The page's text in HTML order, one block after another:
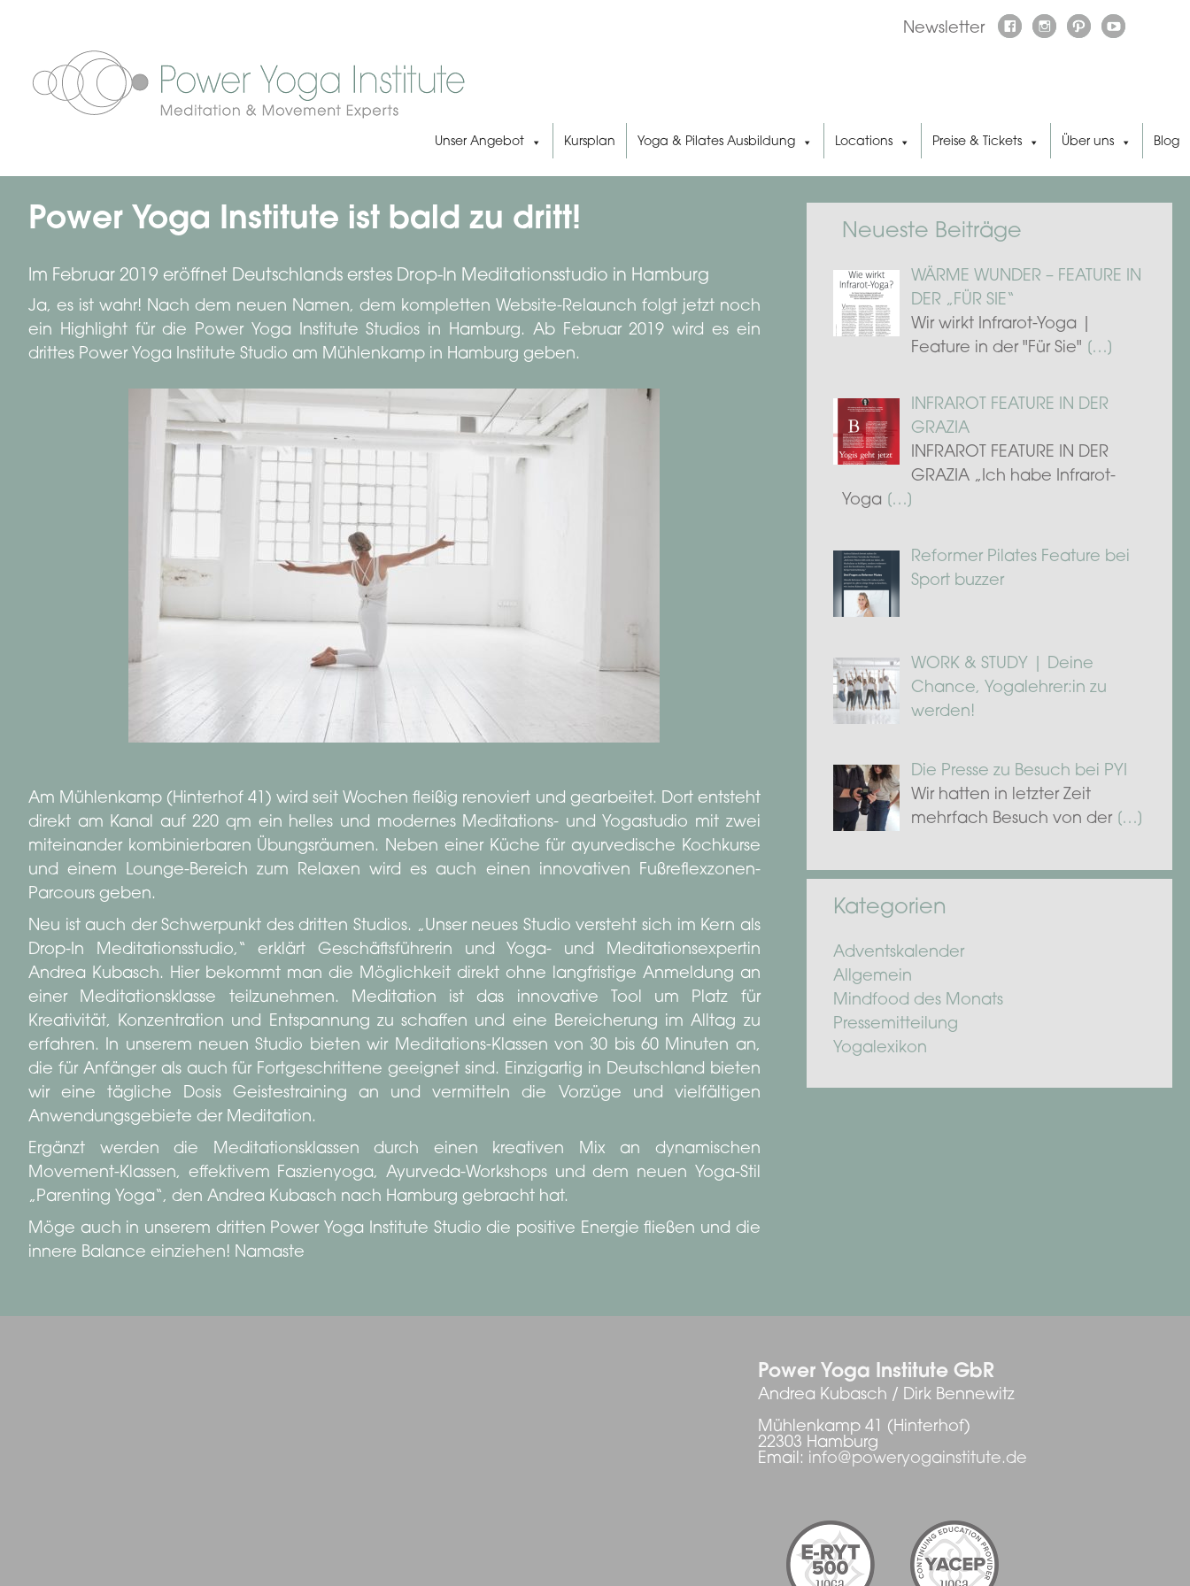
Newsletter
Unser Angebot Kursplan Yoga & Pilates Ausbildung Locations Preise & Tickets Über uns Blog
Power Yoga Institute ist bald zu dritt!
Im Februar 2019 eröffnet Deutschlands erstes Drop-In Meditationsstudio in Hamburg
Ja, es ist wahr! Nach dem neuen Namen, dem kompletten Website-Relaunch folgt jetzt noch
ein Highlight für die Power Yoga Institute Studios in Hamburg. Ab Februar 2019 wird es ein
drittes Power Yoga Institute Studio am Mühlenkamp in Hamburg geben.
Am Mühlenkamp (Hinterhof 41) wird seit Wochen fleißig renoviert und gearbeitet. Dort entsteht
direkt am Kanal auf 220 qm ein helles und modernes Meditations- und Yogastudio mit zwei
miteinander kombinierbaren Übungsräumen. Neben einer Küche für ayurvedische Kochkurse
und einem Lounge-Bereich zum Relaxen wird es auch einen innovativen Fußreflexzonen-
Parcours geben.
Neu ist auch der Schwerpunkt des dritten Studios. „Unser neues Studio versteht sich im Kern als
Drop-In Meditationsstudio,“ erklärt Geschäftsführerin und Yoga- und Meditationsexpertin
Andrea Kubasch. Hier bekommt man die Möglichkeit direkt ohne langfristige Anmeldung an
einer Meditationsklasse teilzunehmen. Meditation ist das innovative Tool um Platz für
Kreativität, Konzentration und Entspannung zu schaffen und eine Bereicherung im Alltag zu
erfahren. In unserem neuen Studio bieten wir Meditations-Klassen von 30 bis 60 Minuten an,
die für Anfänger als auch für Fortgeschrittene geeignet sind. Einzigartig in Deutschland bieten
wir eine tägliche Dosis Geistestraining an und vermitteln die Vorzüge und vielfältigen
Anwendungsgebiete der Meditation.
Ergänzt werden die Meditationsklassen durch einen kreativen Mix an dynamischen
Movement-Klassen, effektivem Faszienyoga, Ayurveda-Workshops und dem neuen Yoga-Stil
„Parenting Yoga“, den Andrea Kubasch nach Hamburg gebracht hat.
Möge auch in unserem dritten Power Yoga Institute Studio die positive Energie fließen und die
innere Balance einziehen! Namaste
Neueste Beiträge
WÄRME WUNDER – FEATURE IN
DER „FÜR SIE“
Wir wirkt Infrarot-Yoga |
Feature in der "Für Sie" […]
INFRAROT FEATURE IN DER
GRAZIA
INFRAROT FEATURE IN DER
GRAZIA „Ich habe Infrarot-
Yoga […]
Reformer Pilates Feature bei
Sport buzzer
WORK & STUDY | Deine
Chance, Yogalehrer:in zu
werden!
Die Presse zu Besuch bei PYI
Wir hatten in letzter Zeit
mehrfach Besuch von der […]
Kategorien
Adventskalender
Allgemein
Mindfood des Monats
Pressemitteilung
Yogalexikon
Power Yoga Institute GbR
Andrea Kubasch / Dirk Bennewitz
Mühlenkamp 41 (Hinterhof)
22303 Hamburg
Email: info@poweryogainstitute.de